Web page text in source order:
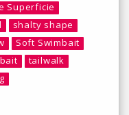
Superficie
shalty shape
Soft Swimbait
tailwalk